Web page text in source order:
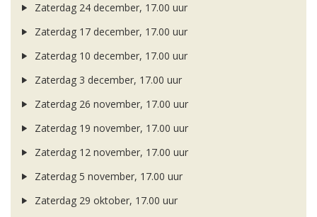
Zaterdag 24 december, 17.00 uur
Zaterdag 17 december, 17.00 uur
Zaterdag 10 december, 17.00 uur
Zaterdag 3 december, 17.00 uur
Zaterdag 26 november, 17.00 uur
Zaterdag 19 november, 17.00 uur
Zaterdag 12 november, 17.00 uur
Zaterdag 5 november, 17.00 uur
Zaterdag 29 oktober, 17.00 uur